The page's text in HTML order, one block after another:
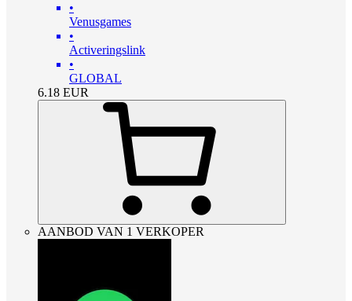
•
Venusgames
•
Activeringslink
•
GLOBAL
6.18 EUR
AANBOD VAN 1 VERKOPER